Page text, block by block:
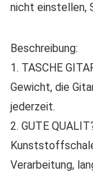
nicht einstellen,
Beschreibung:
1. TASCHE
Gewicht, die
jederzeit.
2. GUTE
Verarbeitung,